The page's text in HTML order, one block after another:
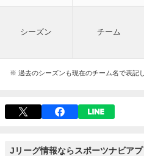
シーズン チーム
※ 過去のシーズンも現在のチーム名で表記
Jリーグ情報ならスポーツナビアプ